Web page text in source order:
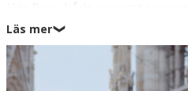
men frukosten ingår och
så att du snabbt kan ge dig ut
upplevelser. Den snabbaste
gamla stad är att ta
Läs mer❯